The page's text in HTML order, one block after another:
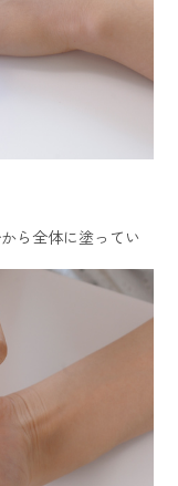
ら全体に塗ってい